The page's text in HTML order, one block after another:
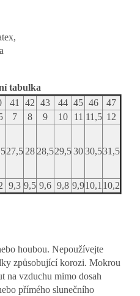
tabulka
41 42 43 44 45 46
47
7 8 9 10 11 11,5 12
27,5 28 28,529,53030,531,5
9,3 9,5 9,6 9,8 9,910,1 10,2
houbou. Nepoužívejte
způsobující korozi. Mokrou
na vzduchu mimo dosah
přímého slunečního